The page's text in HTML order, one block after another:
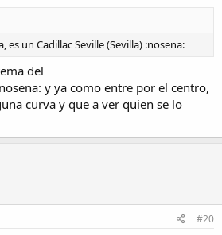
es un Cadillac Seville (Sevilla) :nosena:
del
y ya como entre por el centro,
curva y que a ver quien se lo
#20